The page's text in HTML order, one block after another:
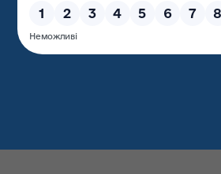
Волинська
державна